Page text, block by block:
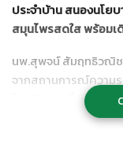
ประจำบ้าน สนองนโย
สมุนไพรสดใส พร้อม
นพ.สุพจน์ สัมฤทธิวณิช
จากสถานการณ์ความ
ไทยมีความตื่นตัวขึ้นม
ไวรัสได้ ดังนั้นทางโร